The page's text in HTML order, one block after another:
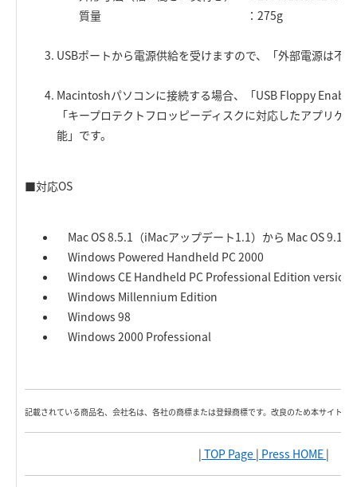
質量 ：275g
USBポートから電源供給を受けますので、「外部電源は不
Macintoshパソコンに接続する場合、「USB Floppy
「キープロテクトフロッピーディスクに対応したアプリケ
能」です。
■対応OS
Mac OS 8.5.1（iMacアップデート1.1）から Mac OS 9.1
Windows Powered Handheld PC 2000
Windows CE Handheld PC Professional Edition version
Windows Millennium Edition
Windows 98
Windows 2000 Professional
記載されている商品名、会社名は、各社の商標または登録商標です。改良のため本サイト内
| TOP Page | Press HOME |